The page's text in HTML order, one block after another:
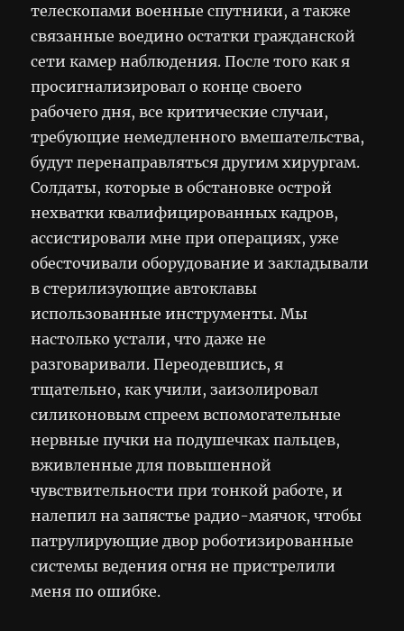
телескопами военные спутники, а также
связанные воедино остатки гражданской
сети камер наблюдения. После того как я
просигнализировал о конце своего
рабочего дня, все критические случаи,
требующие немедленного вмешательства,
будут перенаправляться другим хирургам.
Солдаты, которые в обстановке острой
нехватки квалифицированных кадров,
ассистировали мне при операциях, уже
обесточивали оборудование и закладывали
в стерилизующие автоклавы
использованные инструменты. Мы
настолько устали, что даже не
разговаривали. Переодевшись, я
тщательно, как учили, заизолировал
силиконовым спреем вспомогательные
нервные пучки на подушечках пальцев,
вживленные для повышенной
чувствительности при тонкой работе, и
налепил на запястье радио-маячок, чтобы
патрулирующие двор роботизированные
системы ведения огня не пристрелили
меня по ошибке.